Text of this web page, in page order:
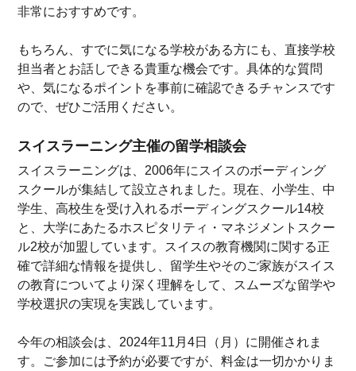
非常におすすめです。
もちろん、すでに気になる学校がある方にも、直接学校
担当者とお話しできる貴重な機会です。具体的な質問
や、気になるポイントを事前に確認できるチャンスです
ので、ぜひご活用ください。
スイスラーニング主催の留学相談会
スイスラーニングは、2006年にスイスのボーディング
スクールが集結して設立されました。現在、小学生、中
学生、高校生を受け入れるボーディングスクール14校
と、大学にあたるホスピタリティ・マネジメントスクー
ル2校が加盟しています。スイスの教育機関に関する正
確で詳細な情報を提供し、留学生やそのご家族がスイス
の教育についてより深く理解をして、スムーズな留学や
学校選択の実現を実践しています。
今年の相談会は、2024年11月4日（月）に開催されま
す。ご参加には予約が必要ですが、料金は一切かかりま